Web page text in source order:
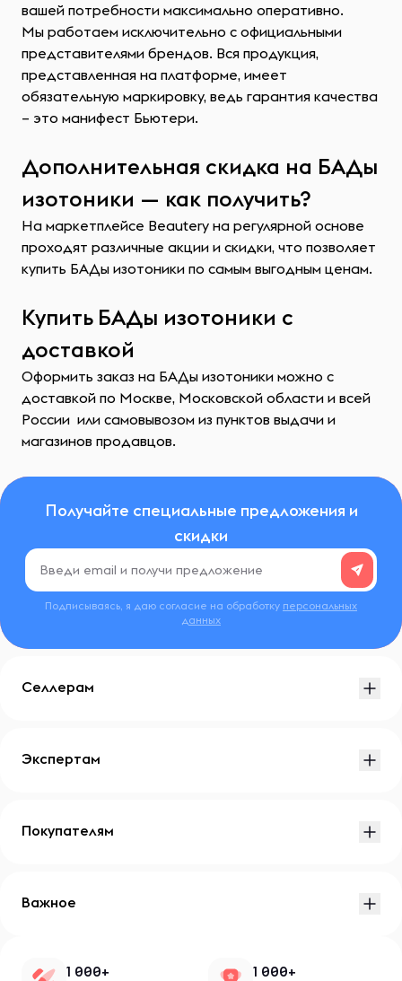
вашей потребности максимально оперативно.
Мы работаем исключительно с официальными
представителями брендов. Вся продукция,
представленная на платформе, имеет
обязательную маркировку, ведь гарантия качества
– это манифест Бьютери.
Дополнительная скидка на БАДы
изотоники — как получить?
На маркетплейсе Beautery на регулярной основе
проходят различные акции и скидки, что позволяет
купить БАДы изотоники по самым выгодным ценам.
Купить БАДы изотоники с
доставкой
Оформить заказ на БАДы изотоники можно с
доставкой по Москве, Московской области и всей
России или самовывозом из пунктов выдачи и
магазинов продавцов.
Получайте специальные предложения и
скидки
Подписываясь, я даю согласие на обработку персональных
данных
Селлерам
Экспертам
Покупателям
Важное
1 000+ 1 000+